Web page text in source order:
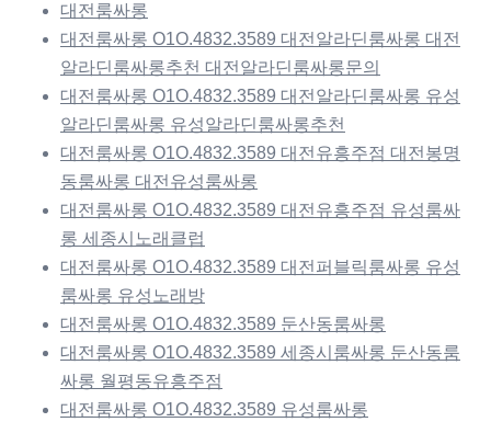
대전룸싸롱
대전룸싸롱 O1O.4832.3589 대전알라딘룸싸롱 대전
알라딘룸싸롱추천 대전알라딘룸싸롱문의
대전룸싸롱 O1O.4832.3589 대전알라딘룸싸롱 유성
알라딘룸싸롱 유성알라딘룸싸롱추천
대전룸싸롱 O1O.4832.3589 대전유흥주점 대전봉명
동룸싸롱 대전유성룸싸롱
대전룸싸롱 O1O.4832.3589 대전유흥주점 유성룸싸
롱 세종시노래클럽
대전룸싸롱 O1O.4832.3589 대전퍼블릭룸싸롱 유성
룸싸롱 유성노래방
대전룸싸롱 O1O.4832.3589 둔산동룸싸롱
대전룸싸롱 O1O.4832.3589 세종시룸싸롱 둔산동룸
싸롱 월평동유흥주점
대전룸싸롱 O1O.4832.3589 유성룸싸롱